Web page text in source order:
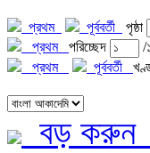
প্রথম পূর্ববর্তী পৃষ্ঠা
প্রথম
পরিচ্ছেদ /
প্রথম
পূর্ববর্তী
বড় করুন